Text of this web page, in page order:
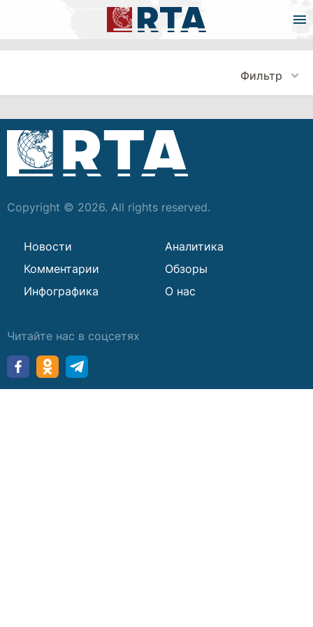
Фильтр
Copyright © 2026. All rights reserved.
Новости
Аналитика
Комментарии
Обзоры
Инфографика
О нас
Читайте нас в соцсетях